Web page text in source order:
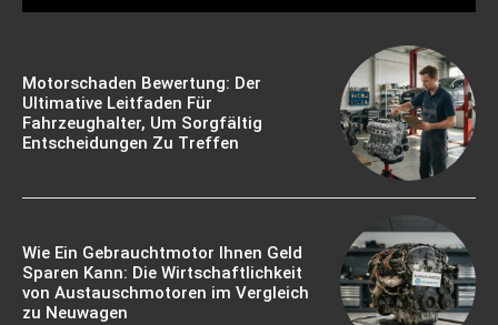
Motorschaden Bewertung: Der
Ultimative Leitfaden Für
Fahrzeughalter, Um Sorgfältig
Entscheidungen Zu Treffen
Wie Ein Gebrauchtmotor Ihnen Geld
Sparen Kann: Die Wirtschaftlichkeit
von Austauschmotoren im Vergleich
zu Neuwagen